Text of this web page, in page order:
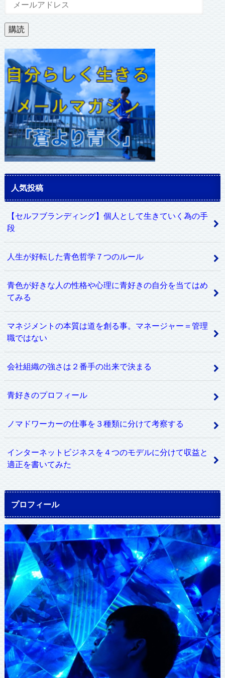
ル
ア
ド
レ
ス
購読
人気投稿
【セルフブランディング】個人として生きていく為の手
段
人生が好転した青色哲学７つのルール
青色が好きな人の性格や心理に青好きの自分を当てはめ
てみる
マネジメントの本質は道を創る事。マネージャー＝管理
職ではない
会社組織の強さは２番手の出来で決まる
青好きのプロフィール
ノマドワーカーの仕事を３種類に分けて考察する
インターネットビジネスを４つのモデルに分けて収益と
適正を書いてみた
プロフィール